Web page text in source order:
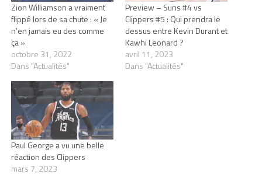
Zion Williamson a vraiment
flippé lors de sa chute : « Je
n’en jamais eu des comme
ça »
octobre 31, 2022
Dans "Actualités"
Preview – Suns #4 vs
Clippers #5 : Qui prendra le
dessus entre Kevin Durant et
Kawhi Leonard ?
avril 11, 2023
Dans "Actualités"
Paul George a vu une belle
réaction des Clippers
mars 7, 2023